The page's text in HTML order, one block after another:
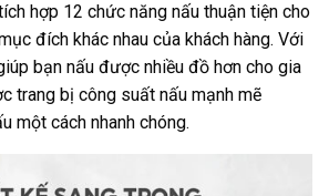
hợp 12 chức năng nấu thuận tiện cho
đích khác nhau của khách hàng. Với
bạn nấu được nhiều đồ hơn cho gia
trang bị công suất nấu mạnh mẽ
một cách nhanh chóng.